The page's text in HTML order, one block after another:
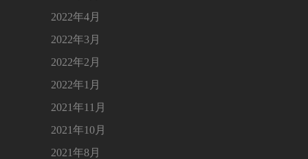
2022年4月
2022年3月
2022年2月
2022年1月
2021年11月
2021年10月
2021年8月